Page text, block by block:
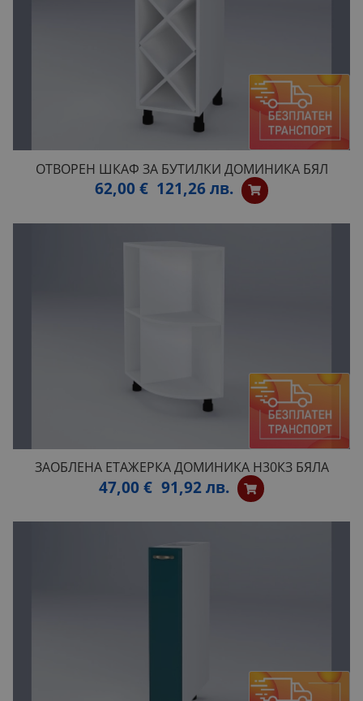
ОТВОРЕН ШКАФ ЗА БУТИЛКИ ДОМИНИКА БЯЛ
62,00 € 121,26 лв.
ЗАОБЛЕНА ЕТАЖЕРКА ДОМИНИКА Н30КЗ БЯЛА
47,00 € 91,92 лв.